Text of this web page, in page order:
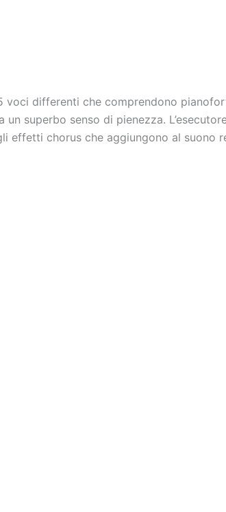
voci differenti che comprendono
superbo senso di pienezza.
effetti chorus che aggiungono al suono